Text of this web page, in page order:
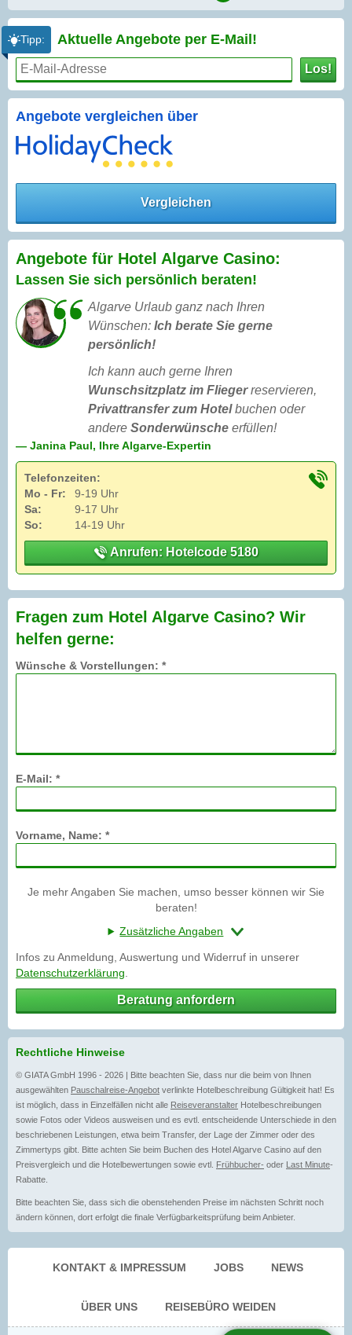
Tipp: Aktuelle Angebote per E-Mail!
Los!
Angebote vergleichen über
Vergleichen
Angebote für Hotel Algarve Casino:
Lassen Sie sich persönlich beraten!
Algarve Urlaub ganz nach Ihren
Wünschen: Ich berate Sie gerne
persönlich!
Ich kann auch gerne Ihren
Wunschsitzplatz im Fliegerreservieren,
Privattransfer zum Hotelbuchen oder
andere Sonderwünsche erfüllen!
— Janina Paul, Ihre Algarve-Expertin
Telefonzeiten:
Mo - Fr:
9-19 Uhr
Sa:
9-17 Uhr
So:
14-19 Uhr
Anrufen: Hotelcode 5180
Fragen zum Hotel Algarve Casino? Wir
helfen gerne:
Wünsche & Vorstellungen: *
E-Mail: *
Vorname, Name: *
Je mehr Angaben Sie machen, umso besser können wir Sie
beraten!
Zusätzliche Angaben
Infos zu Anmeldung, Auswertung und Widerruf in unserer
Datenschutzerklärung
Beratung anfordern
Rechtliche Hinweise
© GIATA GmbH 1996 - 2026 | Bitte beachten Sie, dass nur die beim von Ihnen
ausgewählten Pauschalreise-Angebot verlinkte Hotelbeschreibung Gültigkeit hat! Es
ist möglich, dass in Einzelfällen nicht alle Reiseveranstalter Hotelbeschreibungen
sowie Fotos oder Videos ausweisen und es evtl. entscheidende Unterschiede in den
beschriebenen Leistungen, etwa beim Transfer, der Lage der Zimmer oder des
Zimmertyps gibt. Bitte achten Sie beim Buchen des Hotel Algarve Casino auf den
Preisvergleich und die Hotelbewertungen sowie evtl. Frühbucher- oder Last Minute-
Rabatte.
Bitte beachten Sie, dass sich die obenstehenden Preise im nächsten Schritt noch
ändern können, dort erfolgt die finale Verfügbarkeitsprüfung beim Anbieter.
KONTAKT & IMPRESSUM JOBS NEWS
ÜBER UNS REISEBÜRO WEIDEN